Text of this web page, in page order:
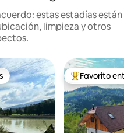
estas estadías están
limpieza y otros
Favorito entre
Favorito entre